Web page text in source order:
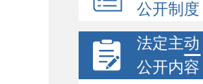
公开制度
法定主动
公开内容